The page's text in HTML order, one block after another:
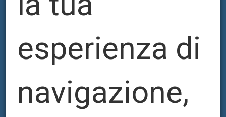
esperienza di
navigazione,